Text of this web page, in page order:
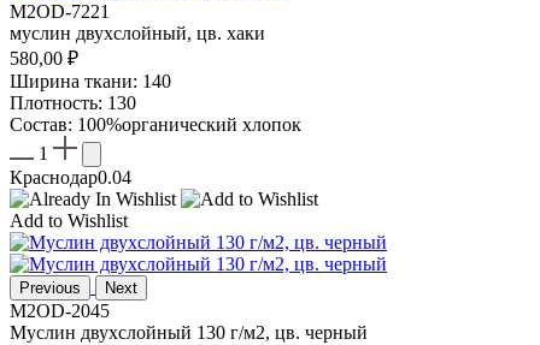
M2OD-7221
муслин двухслойный, цв. хаки
580,00 ₽
Ширина ткани: 140
Плотность: 130
Состав: 100%органический хлопок
1
Краснодар0.04
Add to Wishlist
Previous Next
M2OD-2045
Муслин двухслойный 130 г/м2, цв. черный